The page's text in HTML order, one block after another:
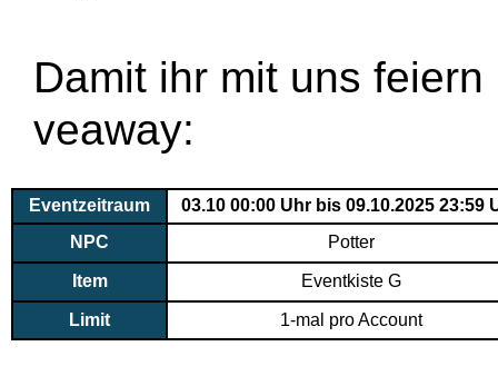
Damit ihr mit uns
veaway:
Eventzeitraum
03.10 00:00 Uhr bis 09.10.2025 23:59
NPC
Potter
Item Eventkiste G
Limit 1-mal pro Account